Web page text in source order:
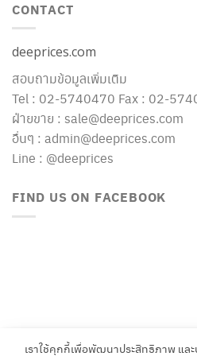
CONTACT
deeprices.com
สอบถามข้อมูลเพิ่มเติม
Tel : 02-5740470 Fax : 02-
ฝ่ายขาย : sale@deeprices.com
อื่นๆ : admin@deeprices.com
Line : @deeprices
FIND US ON FACEBOOK
เราใช้คุกกี้เพื่อพัฒนาประสิทธิภาพ แล